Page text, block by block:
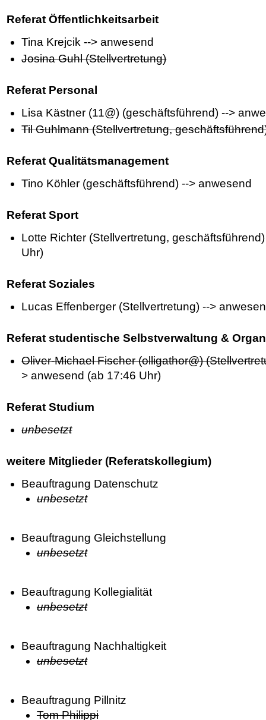
Referat Öffentlichkeitsarbeit
Tina Krejcik --> anwesend
Josina Guhl (Stellvertretung)
Referat Personal
Lisa Kästner (11@) (geschäftsführend) -->
Til Guhlmann (Stellvertretung,
Referat Qualitätsmanagement
Tino Köhler (geschäftsführend) --> anwesend
Referat Sport
Lotte Richter (Stellvertretung,
Uhr)
Referat Soziales
Lucas Effenberger (Stellvertretung) -->
Referat studentische Selbstverwaltung &
Oliver-Michael Fischer (olligathor@)
> anwesend (ab 17:46 Uhr)
Referat Studium
unbesetzt
weitere Mitglieder (Referatskollegium)
Beauftragung Datenschutz
unbesetzt
Beauftragung Gleichstellung
unbesetzt
Beauftragung Kollegialität
unbesetzt
Beauftragung Nachhaltigkeit
unbesetzt
Beauftragung Pillnitz
Tom Philippi